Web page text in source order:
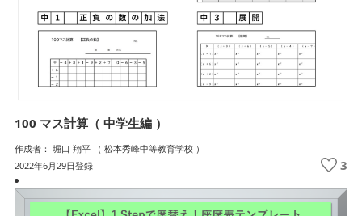
100 マス計算（ 中学生編 ）
作成者： 堀口 翔平 （ 松本秀峰中等教育学校 ）
2022年6月29日登録
3